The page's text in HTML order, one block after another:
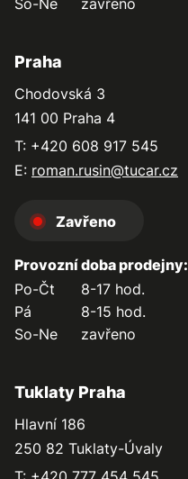
Praha
Chodovská 3
141 00 Praha 4
T: +420 608 917 545
E: roman.rusin@tucar.cz
Zavřeno
Provozní doba prodejny:
Po-Čt
8-17 hod.
Pá
8-15 hod.
So-Ne
zavřeno
Tuklaty Praha
Hlavní 186
250 82 Tuklaty-Úvaly